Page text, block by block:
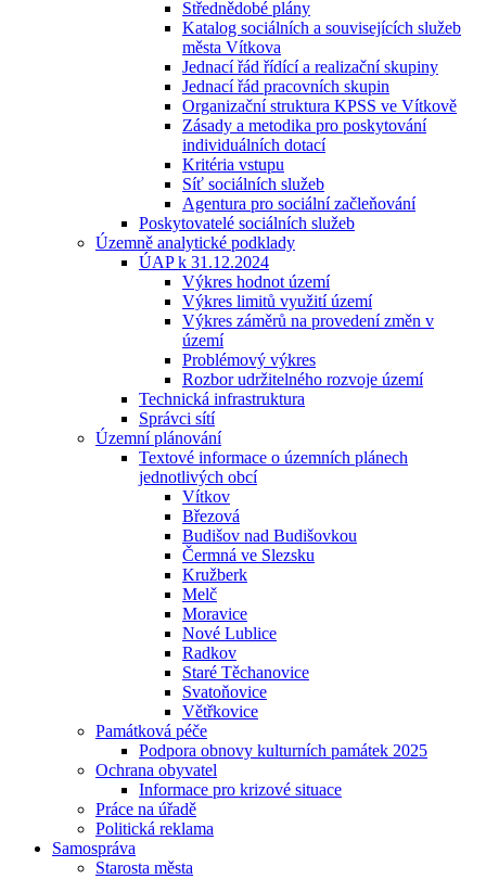
Střednědobé plány
Katalog sociálních a souvisejících služeb
města Vítkova
Jednací řád řídící a realizační skupiny
Jednací řád pracovních skupin
Organizační struktura KPSS ve Vítkově
Zásady a metodika pro poskytování
individuálních dotací
Kritéria vstupu
Síť sociálních služeb
Agentura pro sociální začleňování
Poskytovatelé sociálních služeb
Územně analytické podklady
ÚAP k 31.12.2024
Výkres hodnot území
Výkres limitů využití území
Výkres záměrů na provedení změn v
území
Problémový výkres
Rozbor udržitelného rozvoje území
Technická infrastruktura
Správci sítí
Územní plánování
Textové informace o územních plánech
jednotlivých obcí
Vítkov
Březová
Budišov nad Budišovkou
Čermná ve Slezsku
Kružberk
Melč
Moravice
Nové Lublice
Radkov
Staré Těchanovice
Svatoňovice
Větřkovice
Památková péče
Podpora obnovy kulturních památek 2025
Ochrana obyvatel
Informace pro krizové situace
Práce na úřadě
Politická reklama
Samospráva
Starosta města